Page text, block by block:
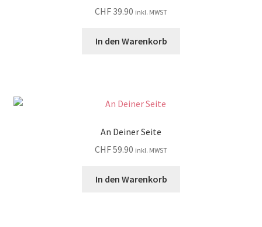
CHF39.90 inkl. MWST
In den Warenkorb
An Deiner Seite
CHF59.90 inkl. MWST
In den Warenkorb